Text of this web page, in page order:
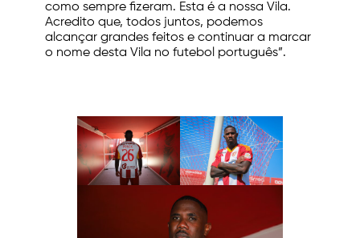
como sempre fizeram. Esta é a nossa Vila.
Acredito que, todos juntos, podemos
alcançar grandes feitos e continuar a marcar
o nome desta Vila no futebol português”.